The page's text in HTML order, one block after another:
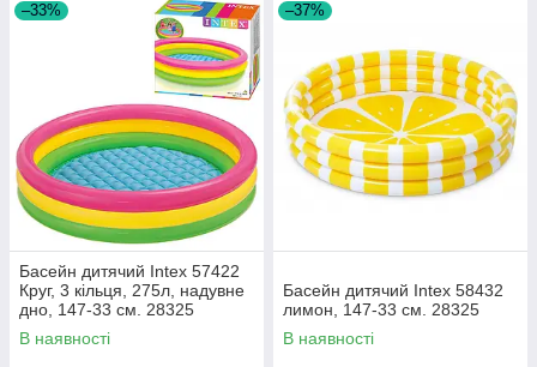
–33%
Басейн дитячий Intex 57422
Круг, 3 кільця, 275л, надувне
дно, 147-33 см. 28325
В наявності
–37%
Басейн дитячий Intex 58432
лимон, 147-33 см. 28325
В наявності